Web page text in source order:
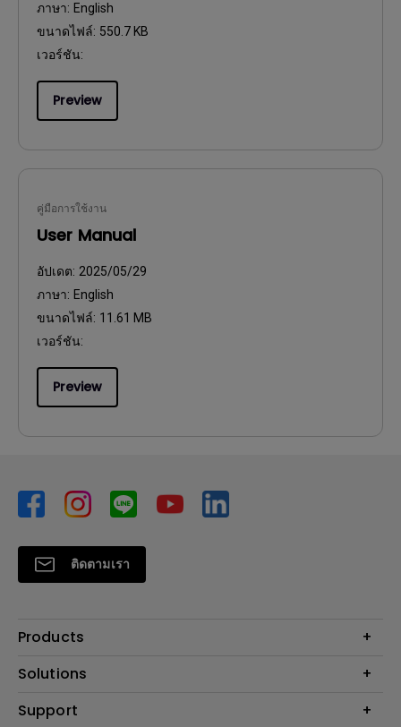
ภาษา: English
ขนาดไฟล์: 550.7 KB
เวอร์ชัน:
Preview
คู่มือการใช้งาน
User Manual
อัปเดต: 2025/05/29
ภาษา: English
ขนาดไฟล์: 11.61 MB
เวอร์ชัน:
Preview
ติดตามเรา
Products
โปรเจคเตอร์
โคมไฟ
Solutions
BenQ AQCOLOR Technology
Support